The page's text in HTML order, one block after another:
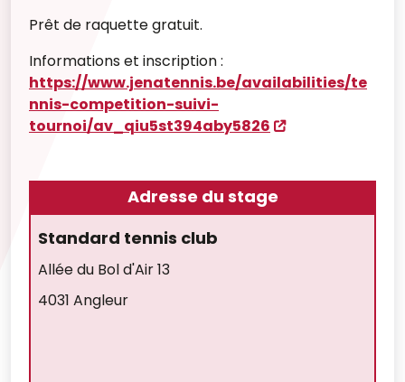
Prêt de raquette gratuit.
Informations et inscription :
https://www.jenatennis.be/availabilities/te
nnis-competition-suivi-
tournoi/av_qiu5st394aby5826
Adresse du stage
Standard tennis club
Allée du Bol d'Air 13
4031 Angleur